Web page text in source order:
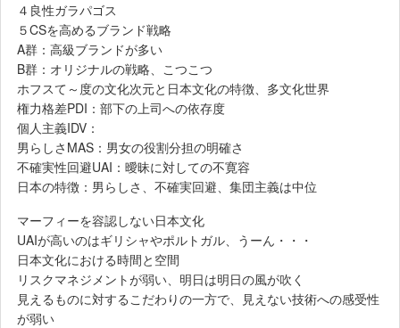
４良性ガラパゴス
５CSを高めるブランド戦略
A群：高級ブランドが多い
B群：オリジナルの戦略、こつこつ
ホフスて～度の文化次元と日本文化の特徴、多文化世界
権力格差PDI：部下の上司への依存度
個人主義IDV：
男らしさMAS：男女の役割分担の明確さ
不確実性回避UAI：曖昧に対しての不寛容
日本の特徴：男らしさ、不確実回避、集団主義は中位
マーフィーを容認しない日本文化
UAIが高いのはギリシャやポルトガル、うーん・・・
日本文化における時間と空間
リスクマネジメントが弱い、明日は明日の風が吹く
見えるものに対するこだわりの一方で、見えない技術への感受性
が弱い